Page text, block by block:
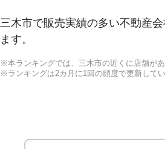
三木市で販売実績の多い不動産
ます。
本ランキングでは、 三木市の近くに店舗が
ランキングは2カ月に1回の頻度で更新して